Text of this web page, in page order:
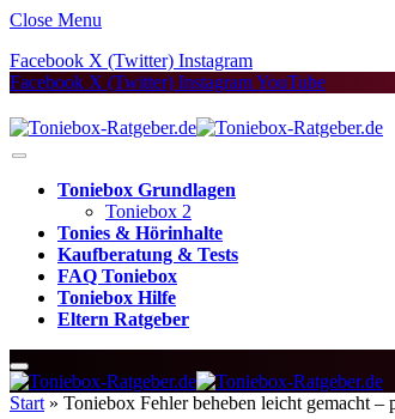
Close Menu
Facebook X (Twitter) Instagram
Facebook X (Twitter) InstagramYouTube
Toniebox Grundlagen
Toniebox 2
Tonies & Hörinhalte
Kaufberatung & Tests
FAQ Toniebox
Toniebox Hilfe
Eltern Ratgeber
Start » Toniebox Fehler beheben leicht gemacht –